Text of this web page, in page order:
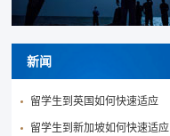
新闻
留学生到英国如何快速适应
留学生到新加坡如何快速适应